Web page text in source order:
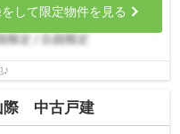
して限定物件を見る
際 中古戸建